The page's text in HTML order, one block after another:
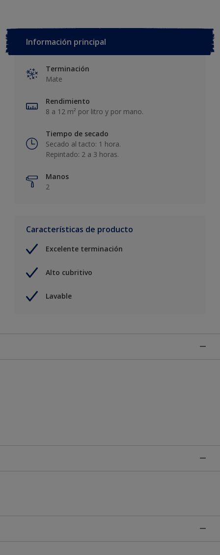
Información principal
Terminación
Mate
Rendimiento
8 a 12 m² por litro y por mano.
Tiempo de secado
Secado al tacto: 1 hora.
Repintado: 2 a 3 horas.
Manos
2
Características de producto
Excelente terminación
Alto cubritivo
Lavable